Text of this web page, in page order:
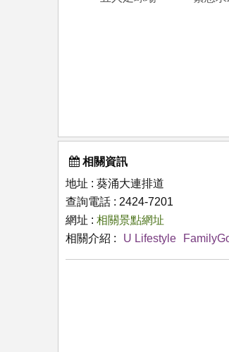
相關資訊
地址 : 葵涌大連排道
查詢電話 : 2424-7201
網址 : 相關景點網址
相關介紹 :
U Lifestyle